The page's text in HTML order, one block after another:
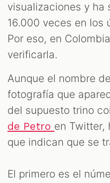
visualizaciones y ha
16.000 veces en los
Por eso, en
verificarla.
Aunque el nombre
fotografía que
del supuesto trino
de Petro en Twitter,
que indican que se
El primero es el